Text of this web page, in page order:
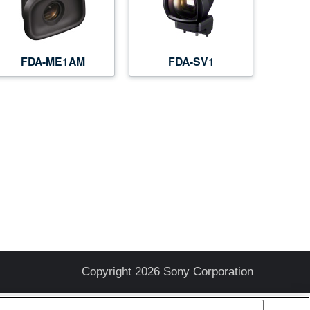
FDA-ME1AM FDA-SV1
Copyright 2026 Sony Corporation